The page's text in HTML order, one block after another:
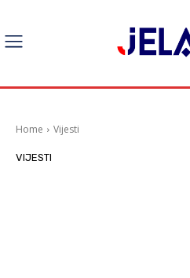
Home Vijesti
VIJESTI